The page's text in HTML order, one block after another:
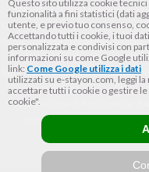
dell’offerta azzerati. Importo
Consumatore € 920. Decorrenza
le tue spese in modo
Findomestic ti ricorda, prima di
tutte le condizioni economiche e
Europee di Base sul Credito ai
approvazione di Findomestic
intermediario del credito per
Questo sito utilizza cookie
funzionalità a fini statistici (dati
utente, e previo tuo consenso,
Accettando tutti i cookie, i tuoi
personalizzata e condivisi con
informazioni su come Google
link: Come Google utilizza i dati
utilizzati su e-stayon.com, leggi la
accettare tutti i cookie o gestire
cookie".